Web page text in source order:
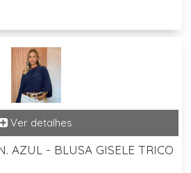
AZUL - BLUSA GISELE TRICO